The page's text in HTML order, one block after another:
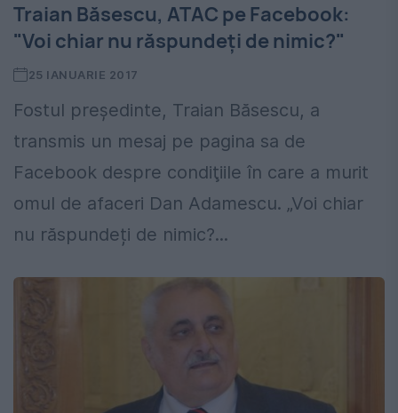
Traian Băsescu, ATAC pe Facebook:
"Voi chiar nu răspundeți de nimic?"
25 IANUARIE 2017
Fostul preşedinte, Traian Băsescu, a
transmis un mesaj pe pagina sa de
Facebook despre condiţiile în care a murit
omul de afaceri Dan Adamescu. „Voi chiar
nu răspundeți de nimic?...